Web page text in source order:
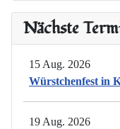
Nächste
15 Aug. 2026
Würstchenfest in
19 Aug. 2026